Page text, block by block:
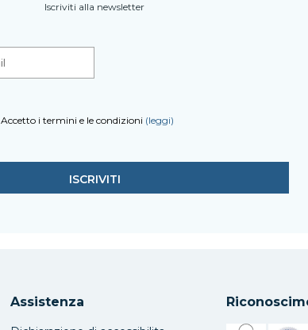
Iscriviti alla newsletter
Accetto i termini e le condizioni (leggi)
Assistenza